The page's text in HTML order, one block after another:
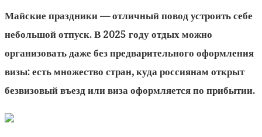
Майские праздники — отличный повод устроить себе
небольшой отпуск. В 2025 году отдых можно
организовать даже без предварительного оформления
визы: есть множество стран, куда россиянам открыт
безвизовый въезд или виза оформляется по прибытии.